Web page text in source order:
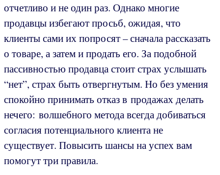
отчетливо и не один раз. Однако многие
продавцы избегают просьб, ожидая, что
клиенты сами их попросят – сначала рассказать
о товаре, а затем и продать его. За подобной
пассивностью продавца стоит страх услышать
“нет”, страх быть отвергнутым. Но без умения
спокойно принимать отказ в продажах делать
нечего: волшебного метода всегда добиваться
согласия потенциального клиента не
существует. Повысить шансы на успех вам
помогут три правила.